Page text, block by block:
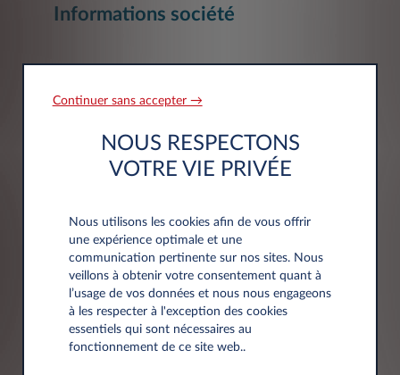
Informations société
Adresse
Continuer sans accepter →
NOUS RESPECTONS
VOTRE VIE PRIVÉE
Nous utilisons les cookies afin de vous offrir
une expérience optimale et une
communication pertinente sur nos sites. Nous
veillons à obtenir votre consentement quant à
l’usage de vos données et nous nous engageons
à les respecter à l'exception des cookies
essentiels qui sont nécessaires au
fonctionnement de ce site web..